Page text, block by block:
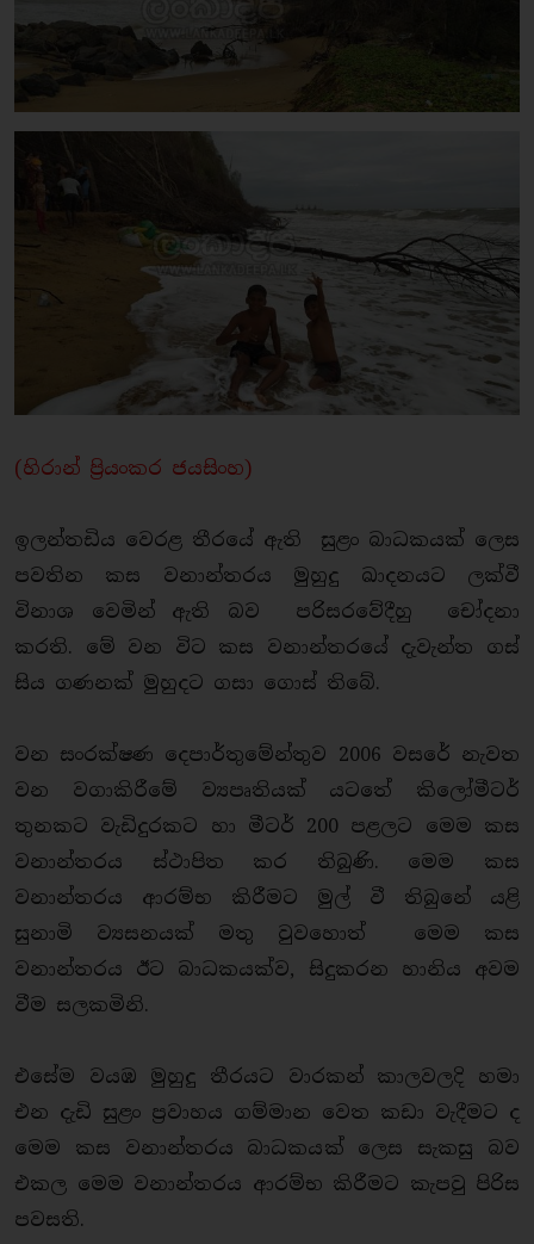
(හිරාන් ප්‍රියංකර ජයසිංහ)
ඉලන්තඩිය වෙරළ තීරයේ ඇති සුළං බාධකයක් ලෙස
පවතින කස වනාන්තරය මුහුදු ඛාදනයට ලක්වී
විනාශ වෙමින් ඇති බව පරිසරවේදීහු චෝදනා
කරති. මේ වන විට කස වනාන්තරයේ දැවැන්ත ගස්
සිය ගණනක් මුහුදට ගසා ගොස් තිබේ.
වන සංරක්ෂණ දෙපාර්තුමේන්තුව 2006 වසරේ නැවත
වන වගාකිරීමේ ව්‍යපෘතියක් යටතේ කිලෝමීටර්
තුනකට වැඩිදුරකට හා මීටර් 200 පළලට මෙම කස
වනාන්තරය ස්ථාපිත කර තිබුණි. මෙම කස
වනාන්තරය ආරම්භ කිරීමට මුල් වී තිබුනේ යළි
සුනාමි ව්‍යසනයක් මතු වුවහොත් මෙම කස
වනාන්තරය ඊට බාධකයක්ව, සිදුකරන හානිය අවම
වීම සලකමිනි.
එසේම වයඹ මුහුදු තීරයට වාරකන් කාලවලදි හමා
එන දැඩි සුළං ප්‍රවාහය ගම්මාන වෙත කඩා වැදීමට ද
මෙම කස වනාන්තරය බාධකයක් ලෙස සැකසු බව
එකල මෙම වනාන්තරය ආරම්භ කිරීමට කැපවු පිරිස
පවසති.